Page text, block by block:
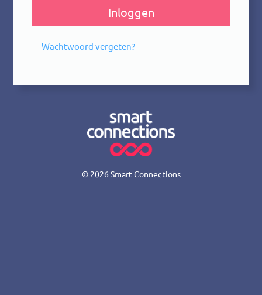
Inloggen
Wachtwoord vergeten?
© 2026 Smart Connections